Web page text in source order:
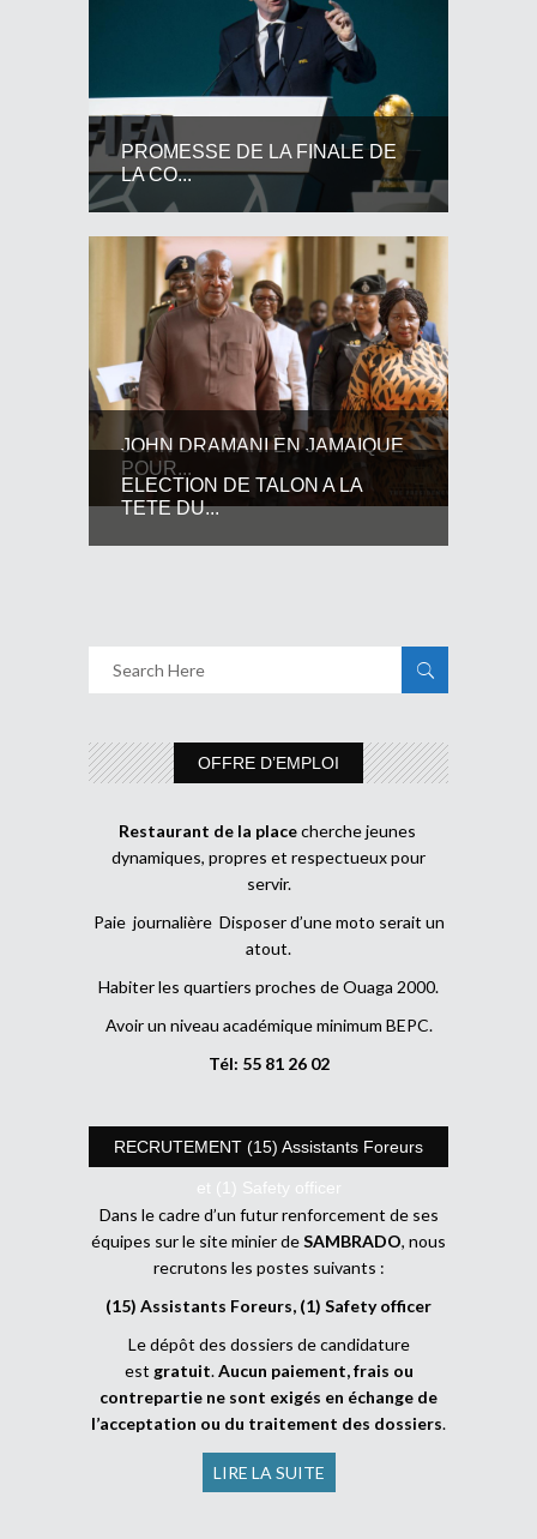
PROMESSE DE LA FINALE DE
LA CO...
JOHN DRAMANI EN JAMAIQUE
POUR...
ELECTION DE TALON A LA
TETE DU...
OFFRE D’EMPLOI
Restaurant de la placecherche jeunes
dynamiques, propres et respectueux pour
servir.
Paie journalière Disposer d’une moto serait un
atout.
Habiter les quartiers proches de Ouaga 2000.
Avoir un niveau académique minimum BEPC.
Tél: 55 81 26 02
RECRUTEMENT (15) Assistants Foreurs
et (1) Safety officer
Dans le cadre d’un futur renforcement de ses
équipes sur le site minier deSAMBRADO, nous
recrutons les postes suivants :
(15) Assistants Foreurs, (1) Safety officer
Le dépôt des dossiers de candidature
est gratuit.Aucun paiement, frais ou
contrepartie ne sont exigés en échange de
l’acceptation ou du traitement des dossiers.
LIRE LA SUITE